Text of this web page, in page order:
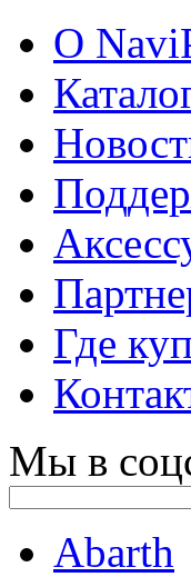
О
Где
Мы в
Abarth